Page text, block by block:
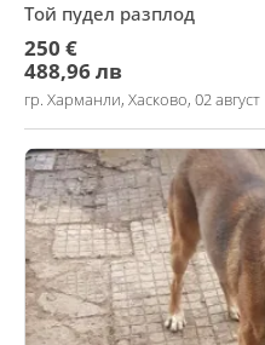
Той пудел разплод
250 €
488,96 лв
гр. Харманли, Хасково, 02 август